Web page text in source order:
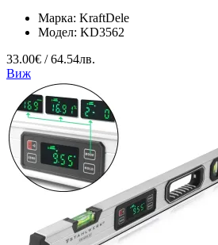
Марка: KraftDele
Модел: KD3562
33.00€ / 64.54лв.
Виж